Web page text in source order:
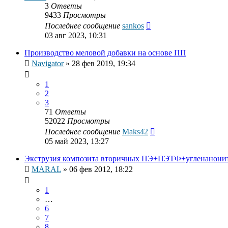
3 Ответы
9433 Просмотры
Последнее сообщение sankos
03 авг 2023, 10:31
Производство меловой добавки на основе ПП
Navigator» 28 фев 2019, 19:34
1
2
3
71 Ответы
52022 Просмотры
Последнее сообщение Maks42
05 май 2023, 13:27
Экструзия композита вторичных
MARAL » 06 фев 2012, 18:22
1
…
6
7